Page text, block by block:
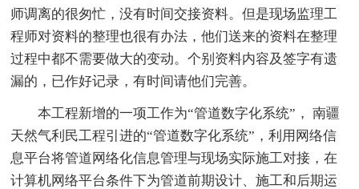
师调离的很匆忙，没有时间交接资料。但是现场监理工
程师对资料的整理也很有办法，他们送来的资料在整理
过程中都不需要做大的变动。个别资料内容及签字有遗
漏的，已作好记录，有时间请他们完善。
本工程新增的一项工作为“管道数字化系统”， 南疆
天然气利民工程引进的“管道数字化系统”，利用网络信
息平台将管道网络化信息管理与现场实际施工对接，在
计算机网络平台条件下为管道前期设计、施工和后期运